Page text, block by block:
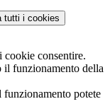
tutti i cookies
cookie consentire.
il funzionamento della
funzionamento potete